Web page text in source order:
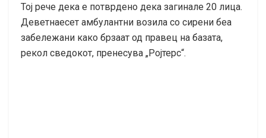
Тој рече дека е потврдено дека загинале 20 лица.
Деветнаесет амбулантни возила со сирени беа
забележани како брзаат од правец на базата,
рекол сведокот, пренесува „Ројтерс“.